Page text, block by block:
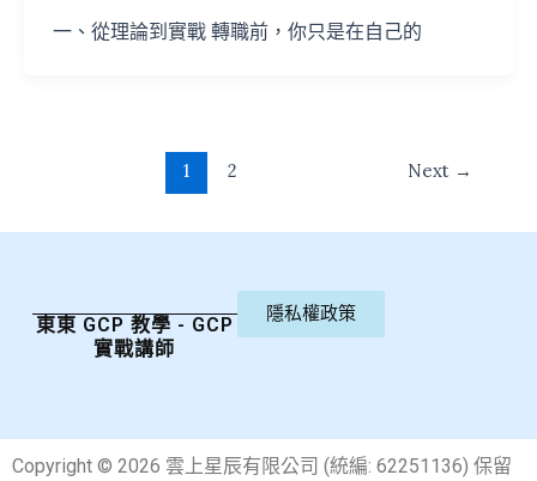
一、從理論到實戰 轉職前，你只是在自己的
1 2 Next →
東東 GCP 教學 - GCP
實戰講師
隱私權政策
Copyright © 2026 雲上星辰有限公司 (統編: 62251136) 保留